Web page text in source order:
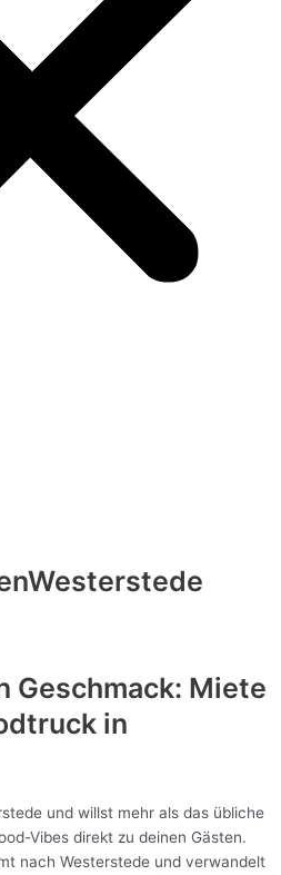
Westerstede
Geschmack: Miete
in
und willst mehr als das übliche
Vibes direkt zu deinen Gästen.
nach Westerstede und verwandelt